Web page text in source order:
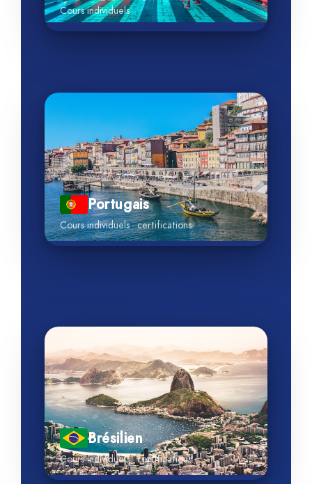
Cours individuels
Portugais
Cours individuels · certifications
Brésilien
Cours individuels · certifications